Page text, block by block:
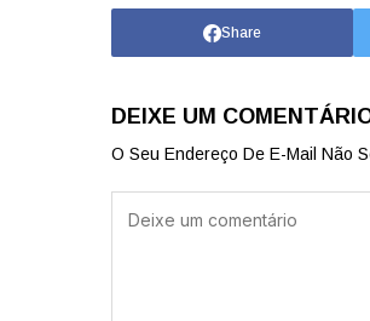
Share
DEIXE UM
O Seu Endereço De E-Mail Não